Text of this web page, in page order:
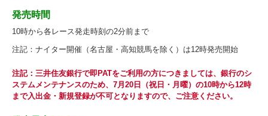
発売時間
10時から各レース発走時刻の2分前まで
注記： ナイター開催（名古屋・高知競馬を除く）は12時発売開始
注記： 三井住友銀行で即PATをご利用の方につきましては、銀行のシ
ステムメンテナンスのため、7月20日（祝日・月曜）の10時から12時
まで入出金・新規登録が不可となりますので、ご注意ください。